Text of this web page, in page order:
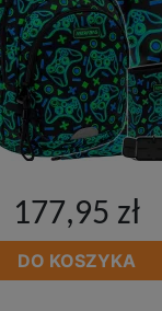
177,95 zł
DO KOSZYKA